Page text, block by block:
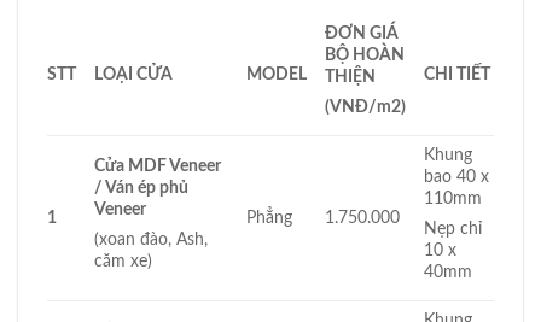
STT LOẠI CỬA MODEL
ĐƠN GIÁ
BỘ HOÀN
THIỆN
(VNĐ/m2)
CHI TIẾT
1
Cửa MDF Veneer
/ Ván ép phủ
Veneer
(xoan đào, Ash,
căm xe)
Phẳng 1.750.000
Khung
bao 40 x
110mm
Nẹp chỉ
10 x
40mm